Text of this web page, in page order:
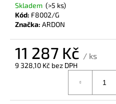
Skladem (>5 ks)
Kód: F8002/G
Značka: ARDON
11 287 Kč / ks
9 328,10 Kč bez DPH
D
o
p
o
u